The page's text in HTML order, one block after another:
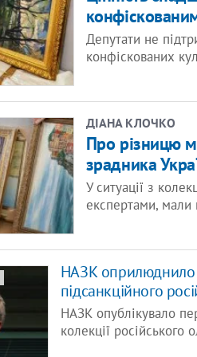
Депутати не
конфіскованих
ДІАНА КЛОЧКО
Про різницю
зрадника
У ситуації з
експертами,
НАЗК оприлюднило
підсанкційного
НАЗК опублікувало
колекції